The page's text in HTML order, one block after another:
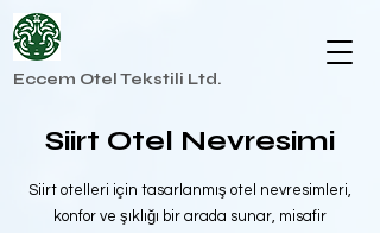
Eccem Otel Tekstili Ltd.
Siirt Otel Nevresimi
Siirt otelleri için tasarlanmış otel nevresimleri,
konfor ve şıklığı bir arada sunar, misafir